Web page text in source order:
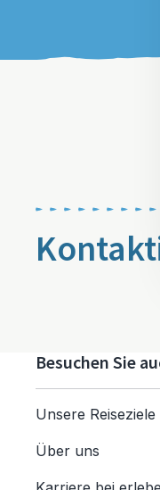
Besuchen Sie
Unsere Reiseziele
Über uns